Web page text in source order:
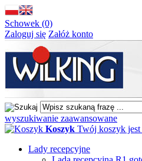
Schowek (0)
Zaloguj się Załóż konto
wyszukiwanie zaawansowane
Koszyk Twój koszyk jest
Lady recepcyjne